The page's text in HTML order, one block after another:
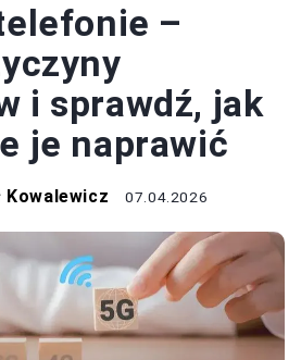
–
i sprawdź, jak
je naprawić
Kowalewicz 07.04.2026